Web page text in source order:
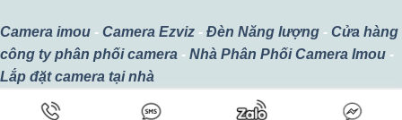
Camera imou - Camera Ezviz - Đèn Năng lượng - Cửa hàng
công ty phân phối camera - Nhà Phân Phối Camera Imou -
Lắp đặt camera tại nhà